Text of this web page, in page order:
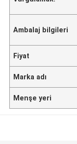
Ambalaj bilgileri
Fiyat
Marka adı
Menşe yeri